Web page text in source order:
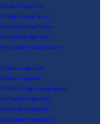
Duplo Prestígio One)
Duplo Prestígio West)
Duplo Prestígio Factory)
Duplo Prestígio Local)
MAX Duplo Prestígio Várzea)
Duplo Prestígio Action)
Duplo Prestígio Link)
(RE/MAX Duplo Prestígio Raízes)
MAX Duplo Prestígio Urbis)
MAX Duplo Prestígio Tua)
MAX Duplo Prestígio Novo)